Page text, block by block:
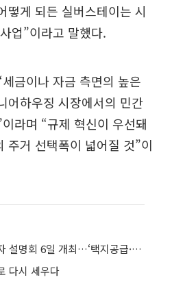
떻게 되든 실버스테이는 시
업”이라고 말했다.
금이나 자금 측면의 높은
어하우징 시장에서의 민간
라며 “규제 혁신이 우선돼
주거 선택폭이 넓어질 것”이
국토부, 실버스테이 사업자 설명회 6일 개최…‘택지공급·기금지원’ 안내
다시 세우다